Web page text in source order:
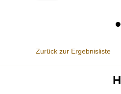
Zurück zur Ergebnisliste